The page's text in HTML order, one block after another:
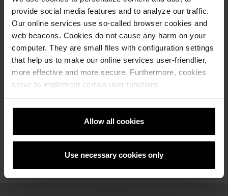
provide social media features and to analyze our traffic.
Our online services use so-called browser cookies and
web beacons. Cookies do not cause any harm on your
computer. They are small files with configuration settings
that help us to make our online services user-friendlier,
more effective and more secure. Furthermore, cookies
serve to implement certain user functions.
Allow all cookies
Use necessary cookies only
Референци
РЕФЕРЕНТНА ЛИСТА